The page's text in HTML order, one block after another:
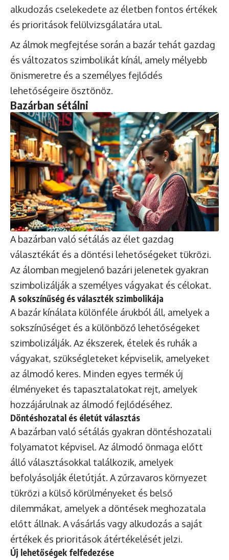
alkudozás cselekedete az életben fontos értékek
és prioritások felülvizsgálatára utal.
Az álmok megfejtése során a bazár tehát gazdag
és változatos szimbolikát kínál, amely mélyebb
önismeretre és a személyes fejlődés
lehetőségeire ösztönöz.
Bazárban sétálni
A bazárban való sétálás az élet gazdag
választékát és a döntési lehetőségeket tükrözi.
Az álomban megjelenő bazári jelenetek gyakran
szimbolizálják a személyes vágyakat és célokat.
A sokszínűség és választék szimbolikája
A bazár kínálata különféle árukból áll, amelyek a
sokszínűséget és a különböző lehetőségeket
szimbolizálják. Az ékszerek, ételek és ruhák a
vágyakat, szükségleteket képviselik, amelyeket
az álmodó keres. Minden egyes termék új
élményeket és tapasztalatokat rejt, amelyek
hozzájárulnak az álmodó fejlődéséhez.
Döntéshozatal és életút választás
A bazárban való sétálás gyakran döntéshozatali
folyamatot képvisel. Az álmodó önmaga előtt
álló választásokkal találkozik, amelyek
befolyásolják életútját. A zűrzavaros környezet
tükrözi a külső körülményeket és belső
dilemmákat, amelyek a döntések meghozatala
előtt állnak. A vásárlás vagy alkudozás a saját
értékek és prioritások átértékelését jelzi.
Új lehetőségek felfedezése